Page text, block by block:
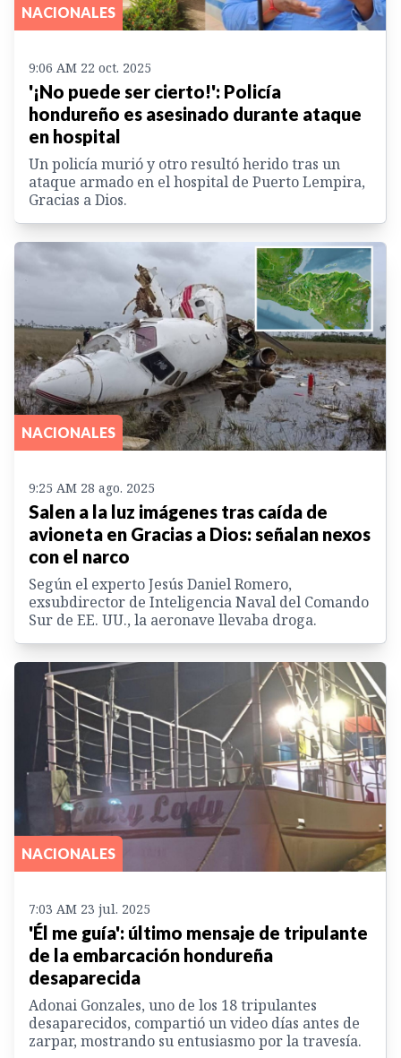
NACIONALES
9:06 AM 22 oct. 2025
'¡No puede ser cierto!': Policía
hondureño es asesinado durante ataque
en hospital
Un policía murió y otro resultó herido tras un
ataque armado en el hospital de Puerto Lempira,
Gracias a Dios.
NACIONALES
9:25 AM 28 ago. 2025
Salen a la luz imágenes tras caída de
avioneta en Gracias a Dios: señalan nexos
con el narco
Según el experto Jesús Daniel Romero,
exsubdirector de Inteligencia Naval del Comando
Sur de EE. UU., la aeronave llevaba droga.
NACIONALES
7:03 AM 23 jul. 2025
'Él me guía': último mensaje de tripulante
de la embarcación hondureña
desaparecida
Adonai Gonzales, uno de los 18 tripulantes
desaparecidos, compartió un video días antes de
zarpar, mostrando su entusiasmo por la travesía.